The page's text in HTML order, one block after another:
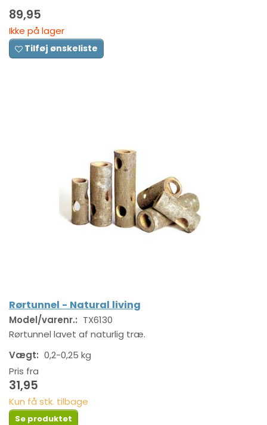
89,95
Ikke på lager
Tilføj ønskeliste
Rørtunnel - Natural living
Model/varenr.: TX6130
Rørtunnel lavet af naturlig træ.
Vægt: 0,2-0,25 kg
Pris fra
31,95
Kun få stk. tilbage
Se produktet